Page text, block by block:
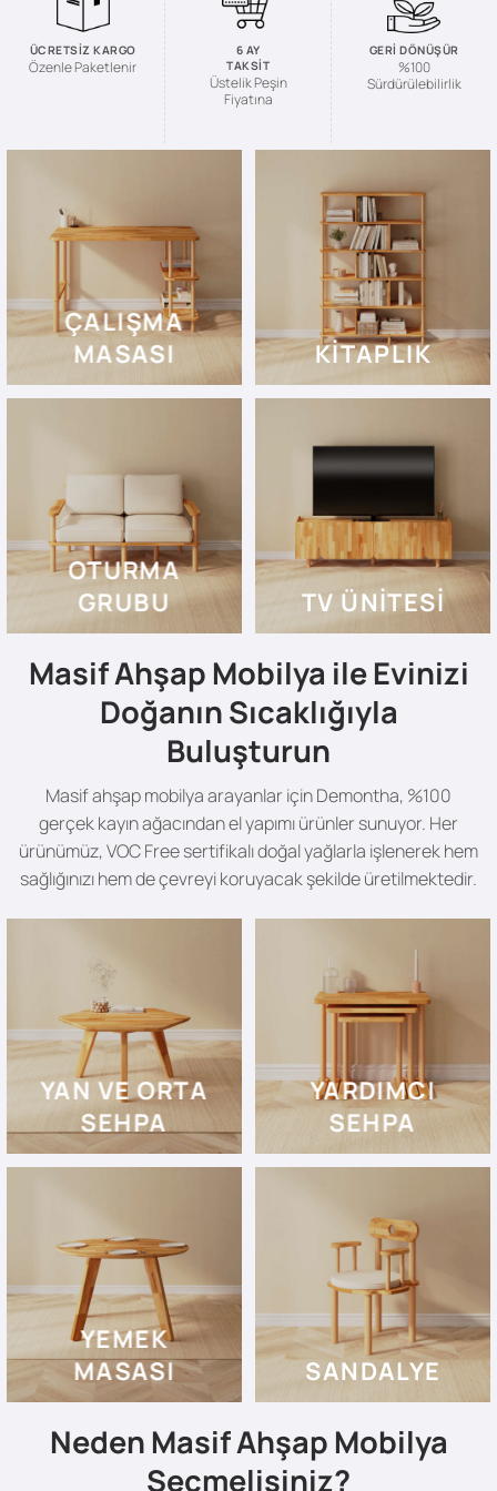
ÜCRETSIZ KARGO
Özenle Paketlenir
6 AY
TAKSIT
Üstelik Peşin
Fiyatına
GERI DÖNÜŞÜR
%100
Sürdürülebilirlik
ÇALIŞMA
MASASI
KITAPLIK
OTURMA
GRUBU
TV ÜNITESI
Masif Ahşap Mobilya ile Evinizi
Doğanın Sıcaklığıyla
Buluşturun
Masif ahşap mobilya arayanlar için Demontha, %100
gerçek kayın ağacından el yapımı ürünler sunuyor. Her
ürünümüz, VOC Free sertifikalı doğal yağlarla işlenerek hem
sağlığınızı hem de çevreyi koruyacak şekilde üretilmektedir.
YAN VE ORTA
SEHPA
YARDIMCI
SEHPA
YEMEK
MASASI
SANDALYE
Neden Masif Ahşap Mobilya
Seçmelisiniz?